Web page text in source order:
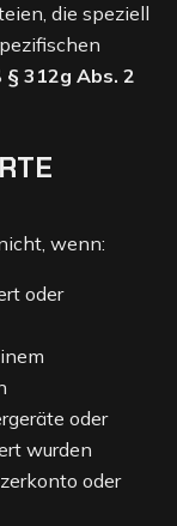
die speziell
§ 312g Abs. 2
wenn:
oder
oder
wurden
oder